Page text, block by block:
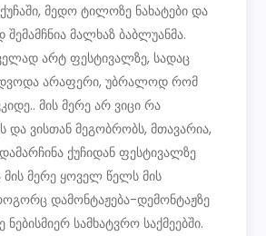
ქუჩაში, მედო ტილოზე ნახატები და
მალხაზ ბაბლუანმა.
არტ ფესტივალზე, სადაც
არაფერი, უბრალოდ რომ
მის მერე არ ვიცი რა
და ვისთან მეგობრობს, მთავარია,
ქუჩიდან ფესტივალზე
მის მერე ყოველ წელს მის
დამონტაჟება-დემონტაჟზე
ნებისმიერ სამხატვრო საქმეებში.